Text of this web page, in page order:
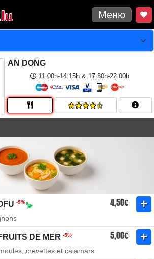
Меню
AN DONG
11:00h-14:15h & 17:30h-22:00h
-5% 4,50€
DE MER -5% 5,00€
crevettes et calamars